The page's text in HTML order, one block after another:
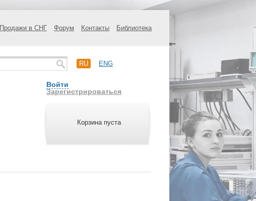
Продажи в СНГ Форум Контакты Библиотека
RU ENG
Войти
Зарегистрироваться
Корзина пуста